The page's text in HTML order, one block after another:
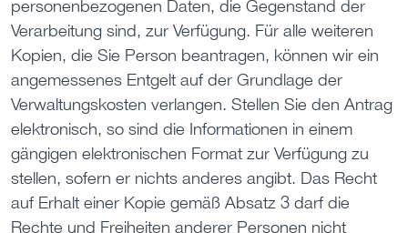
personenbezogenen Daten, die Gegenstand der
Verarbeitung sind, zur Verfügung. Für alle weiteren
Kopien, die Sie Person beantragen, können wir ein
angemessenes Entgelt auf der Grundlage der
Verwaltungskosten verlangen. Stellen Sie den Antrag
elektronisch, so sind die Informationen in einem
gängigen elektronischen Format zur Verfügung zu
stellen, sofern er nichts anderes angibt. Das Recht
auf Erhalt einer Kopie gemäß Absatz 3 darf die
Rechte und Freiheiten anderer Personen nicht